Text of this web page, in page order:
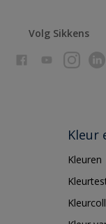
Volg Sikkens
Kleur
Kleuren